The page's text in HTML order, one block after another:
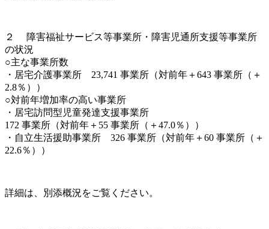
２ 障害福祉サービス等事業所・障害児通所支援等事業所
の状況
○主な事業所数
・居宅介護事業所 23,741 事業所（対前年＋643 事業所（＋
2.8％））
○対前年増加率の高い事業所
・居宅訪問型児童発達支援事業所
172 事業所（対前年＋55 事業所（＋47.0％））
・自立生活援助事業所 326 事業所（対前年＋60 事業所（＋
22.6％））
詳細は、別添概況をご覧ください。